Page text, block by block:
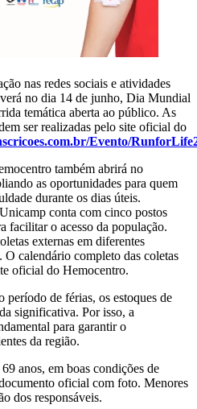
nas redes sociais e atividades
no dia 14 de junho, Dia Mundial
temática aberta ao público. As
ser realizadas pelo site oficial do
Evento/
também abrirá no
as oportunidades para quem
durante os dias úteis.
conta com cinco postos
facilitar o acesso da população.
externas em diferentes
O calendário completo das coletas
oficial do Hemocentro.
período de férias, os estoques de
significativa. Por isso, a
para garantir o
da região.
anos, em boas condições de
oficial com foto. Menores
dos responsáveis.